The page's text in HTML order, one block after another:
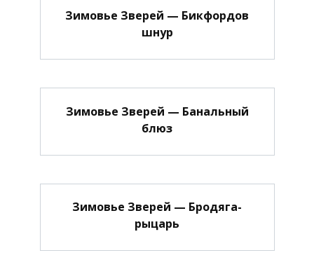
Зимовье Зверей — Бикфордов
шнур
Зимовье Зверей — Банальный
блюз
Зимовье Зверей — Бродяга-
рыцарь